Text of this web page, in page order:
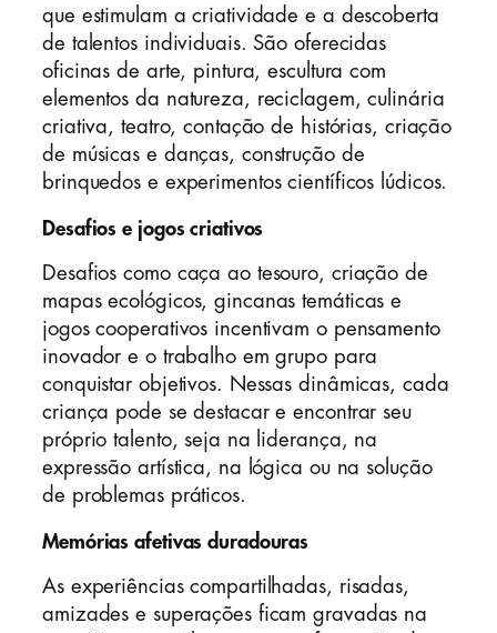
que estimulam a criatividade e a descoberta
de talentos individuais. São oferecidas
oficinas de arte, pintura, escultura com
elementos da natureza, reciclagem, culinária
criativa, teatro, contação de histórias, criação
de músicas e danças, construção de
brinquedos e experimentos científicos lúdicos.
Desafios e jogos criativos
Desafios como caça ao tesouro, criação de
mapas ecológicos, gincanas temáticas e
jogos cooperativos incentivam o pensamento
inovador e o trabalho em grupo para
conquistar objetivos. Nessas dinâmicas, cada
criança pode se destacar e encontrar seu
próprio talento, seja na liderança, na
expressão artística, na lógica ou na solução
de problemas práticos.
Memórias afetivas duradouras
As experiências compartilhadas, risadas,
amizades e superações ficam gravadas na